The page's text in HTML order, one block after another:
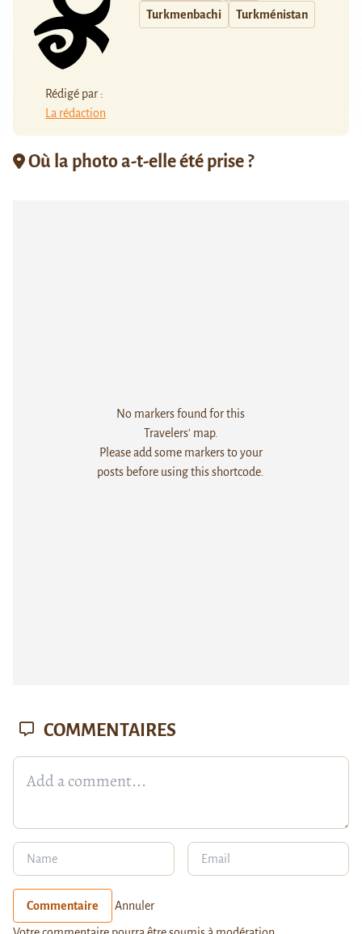
Rédigé par :
La rédaction
Turkmenbachi Turkménistan
Où la photo a-t-elle été prise ?
No markers found for this
Travelers' map.
Please add some markers to your
posts before using this shortcode.
COMMENTAIRES
Commentaire Annuler